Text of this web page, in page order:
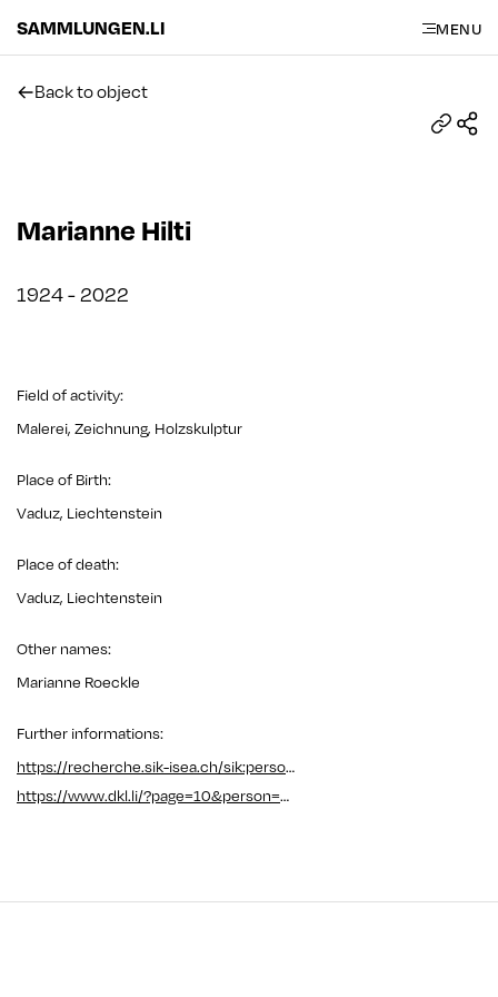
SAMMLUNGEN.LI MENU
Back to object
Marianne Hilti
1924 - 2022
Field of activity:
Malerei, Zeichnung, Holzskulptur
Place of Birth:
Vaduz, Liechtenstein
Place of death:
Vaduz, Liechtenstein
Other names:
Marianne Roeckle
Further informations:
https://recherche.sik-isea.ch/sik:person-11166295
https://www.dkl.li/?page=10&person=166&kind=natuerlich&filter=0&buchstabe=H